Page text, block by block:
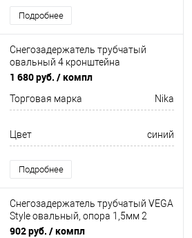
Подробнее
Снегозадержатель трубчатый
овальный 4 кронштейна
Оцинков+порошковый окрас
1 680 руб. / компл
Торговая марка Nika
Цвет синий
Подробнее
Снегозадержатель трубчатый VEGA
Style овальный, опора 1,5мм 2
кронштейна Оцинков+порошковый
902 руб. / компл